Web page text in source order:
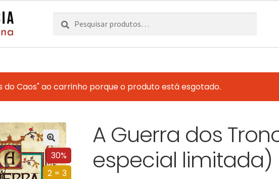
Pesquisar
por:
Pesquisa
do Caos" ao carrinho porque o produto está esgotado.
30%
2 = 3
A Guerra dos
especial limitada)